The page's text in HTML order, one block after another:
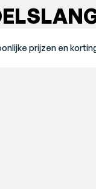
prijzen en